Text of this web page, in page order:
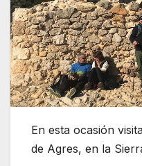
En esta ocasión
de Agres, en la